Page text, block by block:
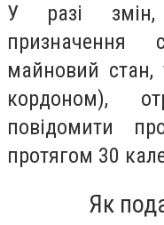
У разі
призначення
майновий стан,
кордоном),
повідомити
протягом 30
Як